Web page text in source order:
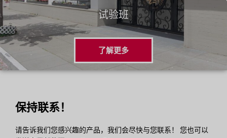
试验班
了解更多
保持联系！
请告诉我们您感兴趣的产品，我们会尽快与您联系！ 您也可以